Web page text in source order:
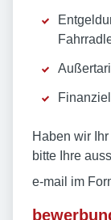
Haben wir
bitte Ihre
e-mail im